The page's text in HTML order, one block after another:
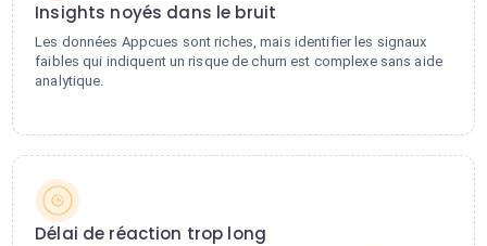
Insights noyés dans le bruit
Les données Appcues sont riches, mais identifier les signaux
faibles qui indiquent un risque de churn est complexe sans aide
analytique.
Délai de réaction trop long